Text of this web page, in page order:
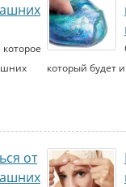
который будет
от